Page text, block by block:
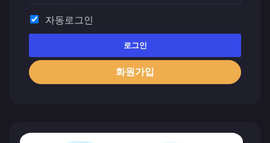
자동로그인
로그인
화원가입